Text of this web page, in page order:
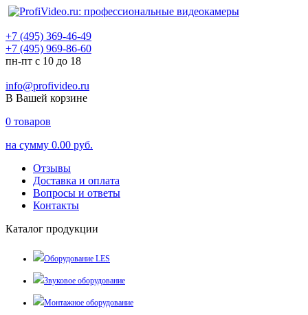
+7 (495) 369-46-49
+7 (495) 969-86-60
пн-пт с 10 до 18
info@profivideo.ru
В Вашей корзине
0 товаров
на сумму 0.00 руб.
Отзывы
Доставка и оплата
Вопросы и ответы
Контакты
Каталог продукции
Оборудование LES
Звуковое оборудование
Монтажное оборудование